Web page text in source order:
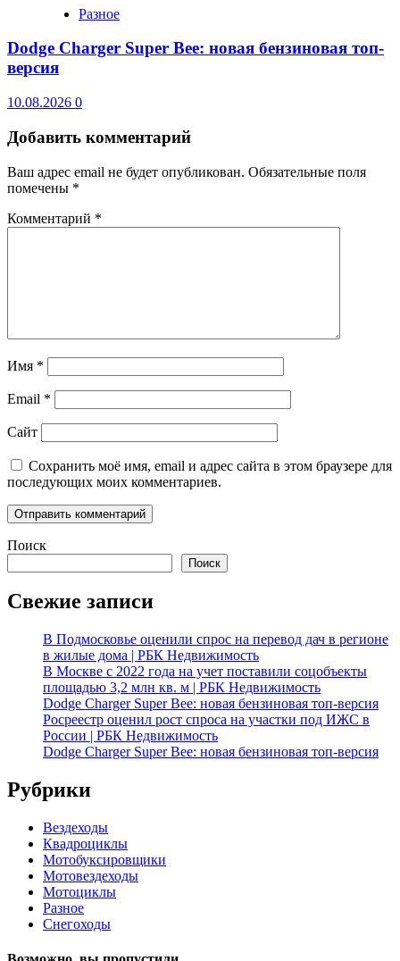
Разное
Dodge Charger Super Bee: новая бензиновая топ-
версия
10.08.2026 0
Добавить комментарий
Ваш адрес email не будет опубликован. Обязательные поля
помечены *
Комментарий *
Имя *
Email *
Сайт
Сохранить моё имя, email и адрес сайта в этом браузере для
последующих моих комментариев.
Поиск
Поиск
Свежие записи
В Подмосковье оценили спрос на перевод дач в регионе
в жилые дома | РБК Недвижимость
В Москве с 2022 года на учет поставили соцобъекты
площадью 3,2 млн кв. м | РБК Недвижимость
Dodge Charger Super Bee: новая бензиновая топ-версия
Росреестр оценил рост спроса на участки под ИЖС в
России | РБК Недвижимость
Dodge Charger Super Bee: новая бензиновая топ-версия
Рубрики
Вездеходы
Квадроциклы
Мотобуксировщики
Мотовездеходы
Мотоциклы
Разное
Снегоходы